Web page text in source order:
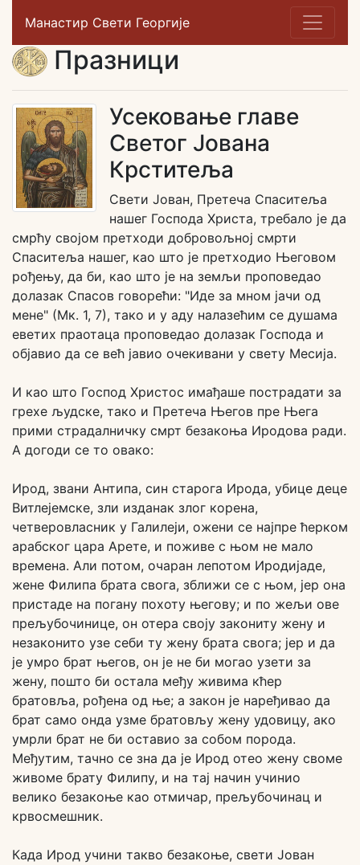
Манастир Свети Георгије
Празници
Усековање главе
Светог Јована
Крститеља
Свети Јован, Претеча Спаситеља
нашег Господа Христа, требало је да
смрћу својом претходи добровољној смрти
Спаситеља нашег, као што је претходио Његовом
рођењу, да би, као што је на земљи проповедао
долазак Спасов говорећи: "Иде за мном јачи од
мене" (Мк. 1, 7), тако и у аду налазећим се душама
еветих праотаца проповедао долазак Господа и
објавио да се већ јавио очекивани у свету Месија.
И као што Господ Христос имађаше пострадати за
грехе људске, тако и Претеча Његов пре Њега
прими страдалничку смрт безакоња Иродова ради.
А догоди се то овако:
Ирод, звани Антипа, син старога Ирода, убице деце
Витлејемске, зли изданак злог корена,
четверовласник у Галилеји, ожени се најпре ћерком
арабског цара Арете, и поживе с њом не мало
времена. Али потом, очаран лепотом Иродијаде,
жене Филипа брата свога, зближи се с њом, јер она
пристаде на погану похоту његову; и по жељи ове
прељубочинице, он отера своју закониту жену и
незаконито узе себи ту жену брата свога; јер и да
је умро брат његов, он је не би могао узети за
жену, пошто би остала међу живима кћер
братовља, рођена од ње; а закон је наређивао да
брат само онда узме братовљу жену удовицу, ако
умрли брат не би оставио за собом порода.
Међутим, тачно се зна да је Ирод отео жену своме
живоме брату Филипу, и на тај начин учинио
велико безакоње као отмичар, прељубочинац и
крвосмешник.
Када Ирод учини такво безакоње, свети Јован